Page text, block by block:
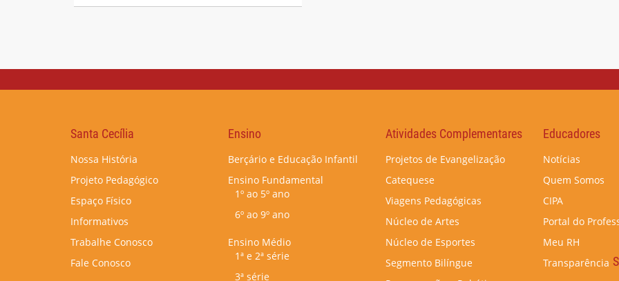
Santa Cecília
Nossa História
Projeto Pedagógico
Espaço Físico
Informativos
Trabalhe Conosco
Fale Conosco
Ensino
Berçário e Educação Infantil
Ensino Fundamental
1º ao 5º ano
6º ao 9º ano
Ensino Médio
1ª e 2ª série
3ª série
Atividades Complementares
Projetos de Evangelização
Catequese
Viagens Pedagógicas
Núcleo de Artes
Núcleo de Esportes
Segmento Bilíngue
Educadores
Notícias
Quem Somos
CIPA
Portal do
Meu RH
Transparência